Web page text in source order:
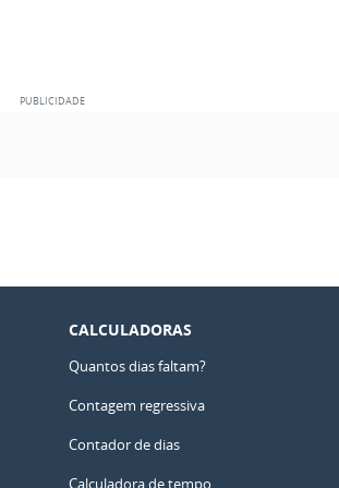
CALCULADORAS
Quantos dias faltam?
Contagem regressiva
Contador de dias
Calculadora de tempo